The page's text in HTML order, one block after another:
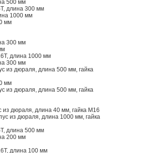
500 мм
длина 300 мм
1000 мм
мм
300 мм
длина 1000 мм
300 мм
из дюраля, длина 500 мм, гайка
мм
из дюраля, длина 500 мм, гайка
из дюраля, длина 40 мм, гайка М16
из дюраля, длина 1000 мм, гайка
длина 500 мм
200 мм
длина 100 мм